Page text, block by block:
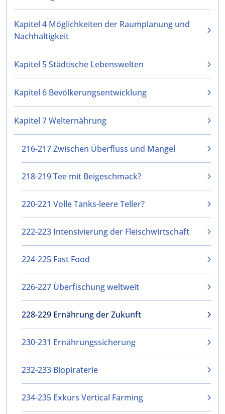
Kapitel 4 Möglichkeiten der Raumplanung und
Nachhaltigkeit
Kapitel 5 Städtische Lebenswelten
Kapitel 6 Bevölkerungsentwicklung
Kapitel 7 Welternährung
216-217 Zwischen Überfluss und Mangel
218-219 Tee mit Beigeschmack?
220-221 Volle Tanks-leere Teller?
222-223 Intensivierung der Fleischwirtschaft
224-225 Fast Food
226-227 Überfischung weltweit
228-229 Ernährung der Zukunft
230-231 Ernährungssicherung
232-233 Biopiraterie
234-235 Exkurs Vertical Farming